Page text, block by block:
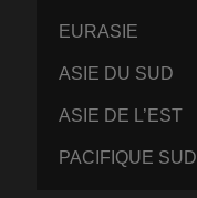
EURASIE
ASIE DU SUD
ASIE DE L’EST
PACIFIQUE SUD